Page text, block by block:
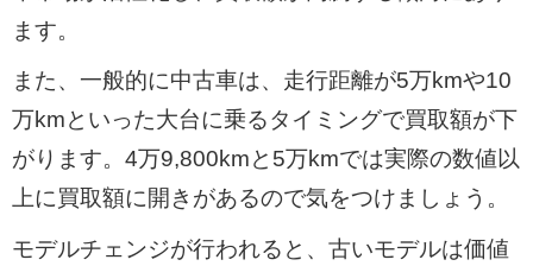
ます。
また、一般的に中古車は、走行距離が5万kmや10
万kmといった大台に乗るタイミングで買取額が下
がります。4万9,800kmと5万kmでは実際の数値以
上に買取額に開きがあるので気をつけましょう。
モデルチェンジが行われると、古いモデルは価値